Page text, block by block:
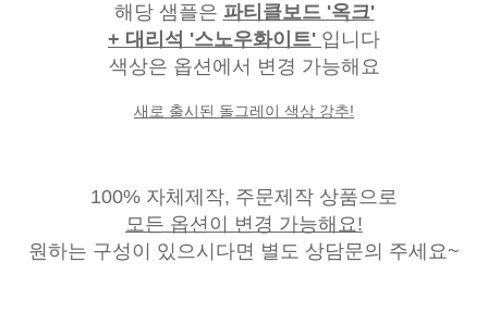
해당 샘플은 파티클보드 '옥크'
+ 대리석 '스노우화이트' 입니다
색상은 옵션에서 변경 가능해요
새로 출시된 돌그레이 색상 강추!
100% 자체제작, 주문제작 상품으로
모든 옵션이 변경 가능해요!
원하는 구성이 있으시다면 별도 상담문의 주세요~